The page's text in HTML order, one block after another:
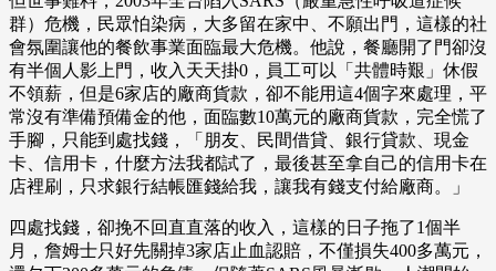
群）危機，民眾怕染病，大多留在家中、不願出門，這樣的社
會氛圍讓他的餐飲事業面臨最大危機。他說，餐廳開了門卻沒
有半個人影上門，收入天天掛0，員工可以「共體時艱」休假
不領薪，但是6家店的廠商貨款，卻不能用這4個字來處理，平
常沒有準備預備金的他，面臨數10萬元的廠商貨款，完全慌了
手腳，只能到處找錢，「朋友、民間借貸、銀行貸款、現金
卡、信用卡，什麼方法我都試了，最後甚至拿自己的信用卡在
店裡刷，只求銀行結帳匯錢給我，讓我有錢支付給廠商。」
四處找錢，卻挽不回直直落的收入，這樣的日子拖了1個半
月，詹姆士只好先關掉3家店止血認賠，不僅損失400多萬元，